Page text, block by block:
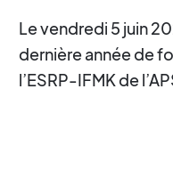
Le vendredi 5 juin
dernière année de
l’ESRP-IFMK de